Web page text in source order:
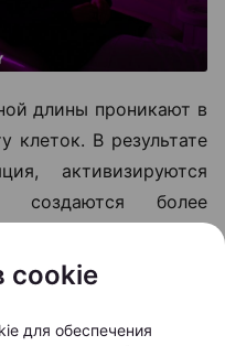
длины проникают в
клеток. В результате
активизируются
более
применяться как
cookie
для обеспечения